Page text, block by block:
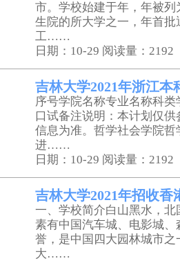
市。学校始建于年，年被
生院的所大学之一，年首
工……
日期：10-29 阅读量：2192
吉林大学2021年浙江本
序号学院名称专业名称科
口试备注说明：本计划仅
信息为准。哲学社会学院
进……
日期：10-29 阅读量：2192
吉林大学2021年招收香
一、学校简介白山黑水，
素有中国汽车城、电影城
誉，是中国四大园林城市
大……